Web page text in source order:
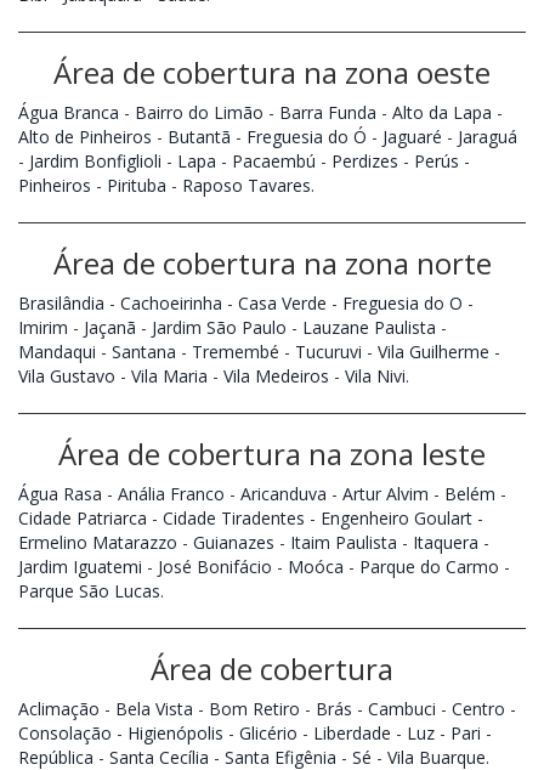
Área de cobertura na zona oeste
Água Branca - Bairro do Limão - Barra Funda - Alto da Lapa -
Alto de Pinheiros - Butantã - Freguesia do Ó - Jaguaré - Jaraguá
- Jardim Bonfiglioli - Lapa - Pacaembú - Perdizes - Perús -
Pinheiros - Pirituba - Raposo Tavares.
Área de cobertura na zona norte
Brasilândia - Cachoeirinha - Casa Verde - Freguesia do O -
Imirim - Jaçanã - Jardim São Paulo - Lauzane Paulista -
Mandaqui - Santana - Tremembé - Tucuruvi - Vila Guilherme -
Vila Gustavo - Vila Maria - Vila Medeiros - Vila Nivi.
Área de cobertura na zona leste
Água Rasa - Anália Franco - Aricanduva - Artur Alvim - Belém -
Cidade Patriarca - Cidade Tiradentes - Engenheiro Goulart -
Ermelino Matarazzo - Guianazes - Itaim Paulista - Itaquera -
Jardim Iguatemi - José Bonifácio - Moóca - Parque do Carmo -
Parque São Lucas.
Área de cobertura
Aclimação - Bela Vista - Bom Retiro - Brás - Cambuci - Centro -
Consolação - Higienópolis - Glicério - Liberdade - Luz - Pari -
República - Santa Cecília - Santa Efigênia - Sé - Vila Buarque.